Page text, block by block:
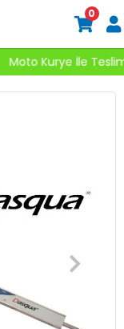
Moto Kurye İle
0